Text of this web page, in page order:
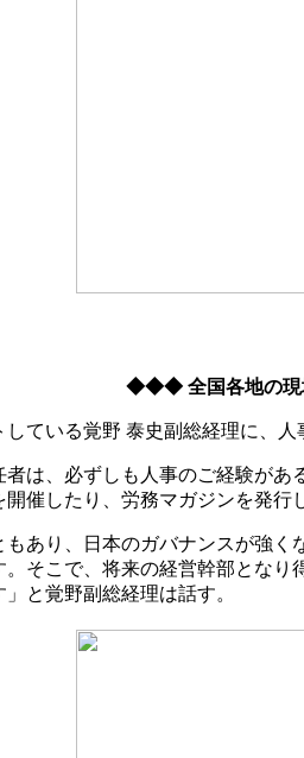
◆◆◆ 全国各地の現
ている覚野 泰史副総経理に、人
は、必ずしも人事のご経験が
催したり、労務マガジンを発
あり、日本のガバナンスが強
そこで、将来の経営幹部とな
と覚野副総経理は話す。